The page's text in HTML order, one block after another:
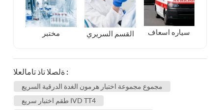
مختبر القسم السريري سياره اسعاف
ةلصلا تاذ تامالعلا :
مجموع مجموعة اختبار هرمون الغدة الدرقية السريع
طقم اختبار سريع IVD TT4